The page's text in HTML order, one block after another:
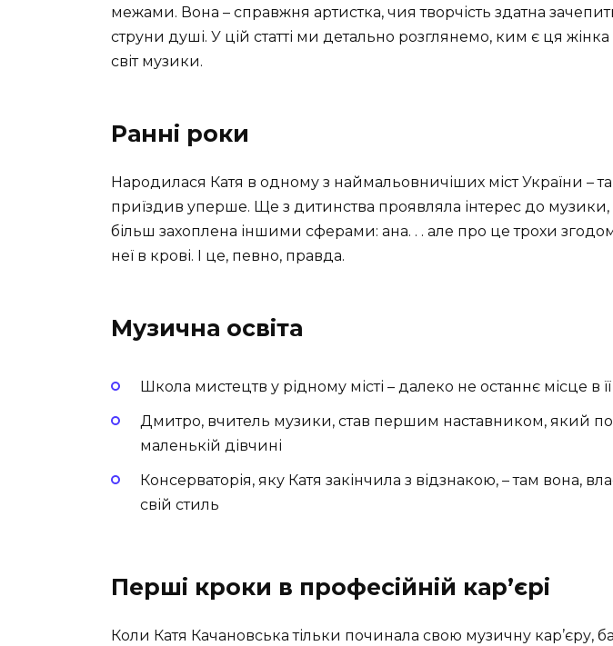
межами. Вона – справжня артистка, чия творчість здатна
струни душі. У цій статті ми детально розглянемо, ким є ця
світ музики.
Ранні роки
Народилася Катя в одному з наймальовничіших міст України –
приїздив уперше. Ще з дитинства проявляла інтерес до музики,
більш захоплена іншими сферами: ана. . . але про це трохи згодом.
неї в крові. І це, певно, правда.
Музична освіта
Школа мистецтв у рідному місті – далеко не останнє місце в її
Дмитро, вчитель музики, став першим наставником, який
маленькій дівчині
Консерваторія, яку Катя закінчила з відзнакою, – там вона,
свій стиль
Перші кроки в професійній кар’єрі
Коли Катя Качановська тільки починала свою музичну кар’єру,